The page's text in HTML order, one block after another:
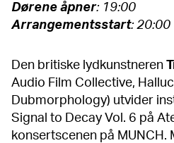
Dørene åpner: 19:00
Arrangementsstart: 20:00
Den britiske lydkunstneren
Audio Film Collective,
Dubmorphology) utvider
Signal to Decay Vol. 6 på
konsertscenen på